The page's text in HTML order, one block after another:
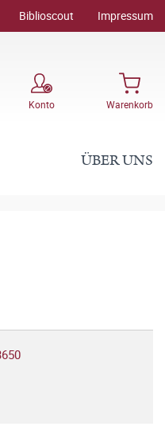
Biblioscout Impressum
Konto Warenkorb
ÜBER UNS